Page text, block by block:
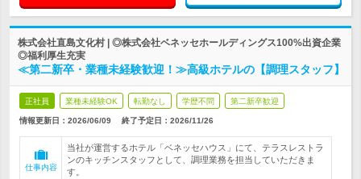
株式会社直島文化村 | ◎株式会社ベネッセホールディングス100%出資企業
◎福利厚生充実
≪第二新卒・業種未経験歓迎！≫高級ホテルの【調理スタッフ】
正社員 業種未経験OK 転勤なし 学歴不問 第二新卒歓迎
情報更新日：2026/06/09 終了予定日： 2026/11/26
仕事内容
当社が運営するホテル「ベネッセハウス」にて、テラスレストラ
ンのキッチンスタッフとして、調理業務を担当していただきま
す。